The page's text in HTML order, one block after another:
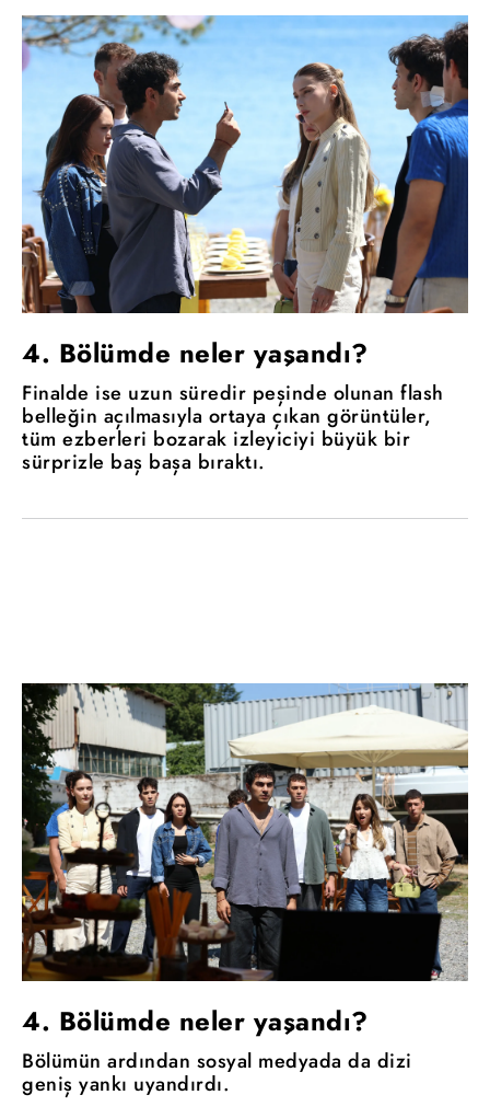
4. Bölümde neler yaşandı?
Finalde ise uzun süredir peşinde olunan flash
belleğin açılmasıyla ortaya çıkan görüntüler,
tüm ezberleri bozarak izleyiciyi büyük bir
sürprizle baş başa bıraktı.
4. Bölümde neler yaşandı?
Bölümün ardından sosyal medyada da dizi
geniş yankı uyandırdı.